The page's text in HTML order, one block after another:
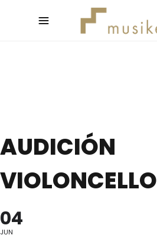
AUDICIÓN
VIOLONCELLO
04
JUN